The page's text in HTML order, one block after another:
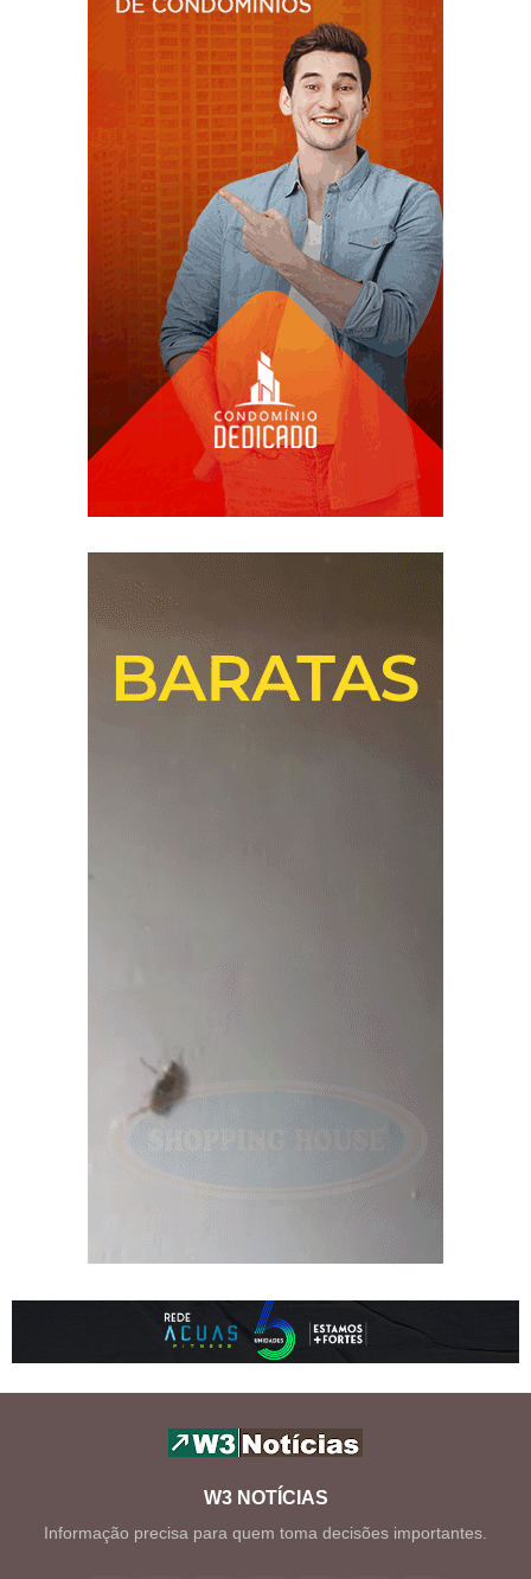
W3 NOTÍCIAS
Informação precisa para quem toma decisões importantes.